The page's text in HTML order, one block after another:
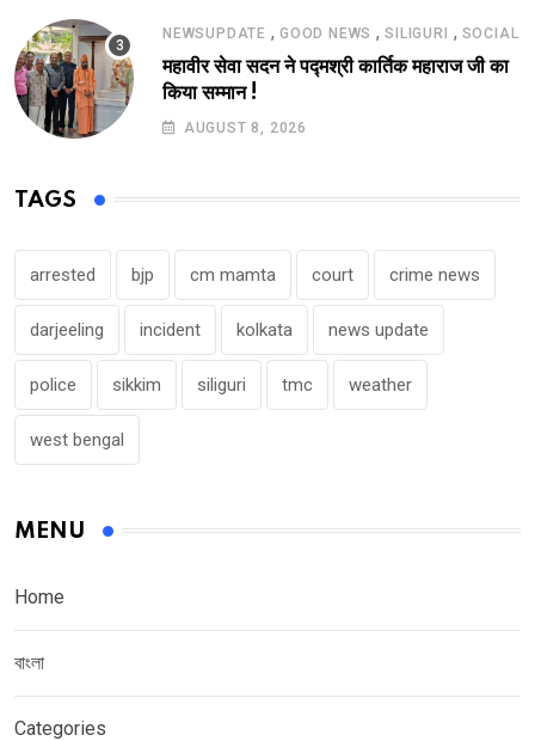
NEWSUPDATE , GOOD NEWS ,SILIGURI , SOCIAL
महावीर सेवा सदन ने पद्मश्री कार्तिक महाराज जी का
किया सम्मान !
AUGUST 8, 2026
TAGS
arrested bjp cm mamta court crime news
darjeeling incident kolkata news update
police sikkim siliguri tmc weather
west bengal
MENU
Home
বাংলা
Categories